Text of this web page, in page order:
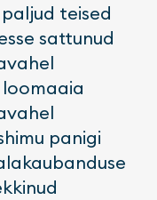
teised
sattunud
loomaaia
panigi